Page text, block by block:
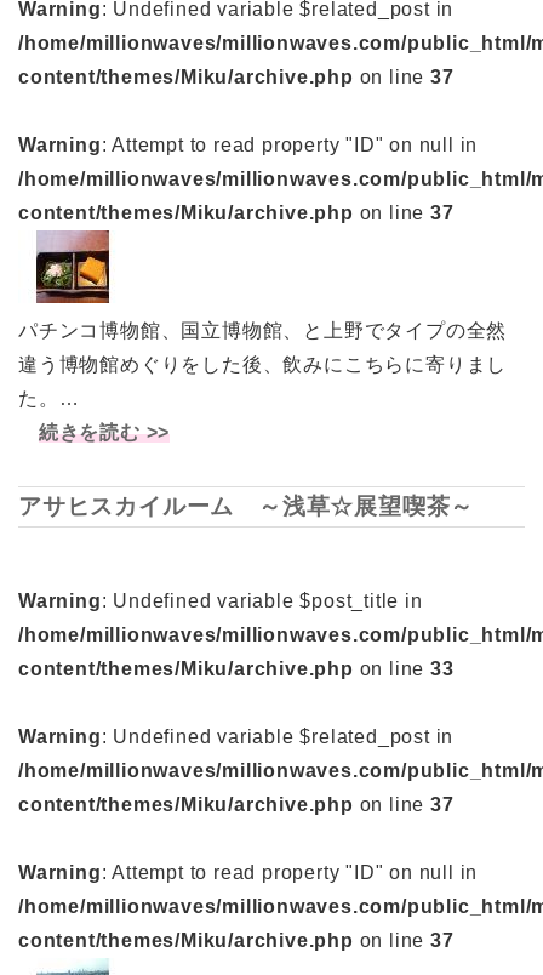
Warning: Undefined variable $related_post in
/home/millionwaves/millionwaves.com/public_html/
content/themes/Miku/archive.php on line37
Warning: Attempt to read property "ID" on null in
/home/millionwaves/millionwaves.com/public_html/
content/themes/Miku/archive.php on line37
パチンコ博物館、国立博物館、と上野でタイプの全然
違う博物館めぐりをした後、飲みにこちらに寄りまし
た。…
続きを読む >>
アサヒスカイルーム ～浅草☆展望喫茶～
Warning: Undefined variable $post_title in
/home/millionwaves/millionwaves.com/public_html/
content/themes/Miku/archive.php on line33
Warning: Undefined variable $related_post in
/home/millionwaves/millionwaves.com/public_html/
content/themes/Miku/archive.php on line37
Warning: Attempt to read property "ID" on null in
/home/millionwaves/millionwaves.com/public_html/
content/themes/Miku/archive.php on line37